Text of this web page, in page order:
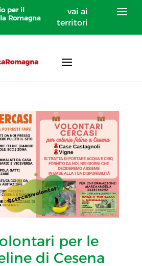
per il
Romagna
vai ai
territori
per le
di Cesena